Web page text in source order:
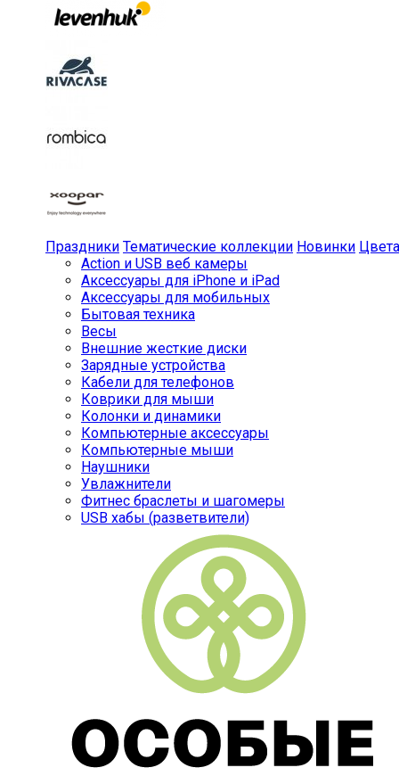
Праздники Тематические коллекции Новинки Цвета
Action и USB веб камеры
Аксессуары для iPhone и iPad
Аксессуары для мобильных
Бытовая техника
Весы
Внешние жесткие диски
Зарядные устройства
Кабели для телефонов
Коврики для мыши
Колонки и динамики
Компьютерные аксессуары
Компьютерные мыши
Наушники
Увлажнители
Фитнес браслеты и шагомеры
USB хабы (разветвители)